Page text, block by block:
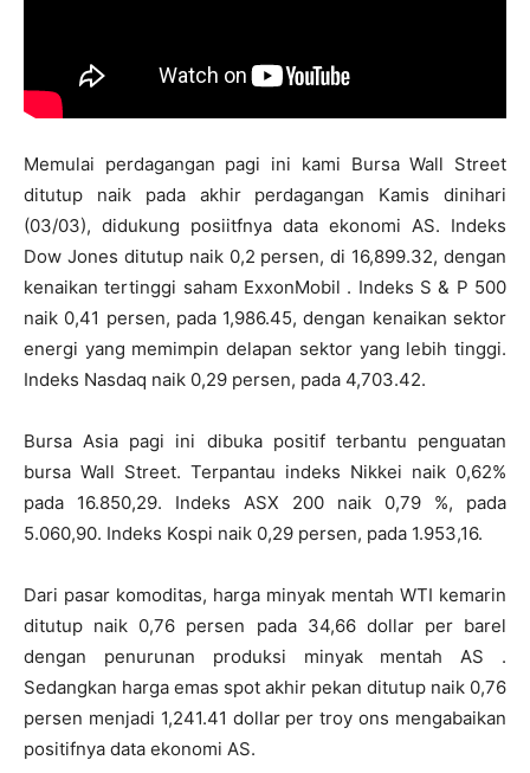
Memulai perdagangan pagi ini kami Bursa Wall Street
ditutup naik pada akhir perdagangan Kamis dinihari
(03/03), didukung posiitfnya data ekonomi AS. Indeks
Dow Jones ditutup naik 0,2 persen, di 16,899.32, dengan
kenaikan tertinggi saham ExxonMobil . Indeks S & P 500
naik 0,41 persen, pada 1,986.45, dengan kenaikan sektor
energi yang memimpin delapan sektor yang lebih tinggi.
Indeks Nasdaq naik 0,29 persen, pada 4,703.42.
Bursa Asia pagi ini dibuka positif terbantu penguatan
bursa Wall Street. Terpantau indeks Nikkei naik 0,62%
pada 16.850,29. Indeks ASX 200 naik 0,79 %, pada
5.060,90. Indeks Kospi naik 0,29 persen, pada 1.953,16.
Dari pasar komoditas, harga minyak mentah WTI kemarin
ditutup naik 0,76 persen pada 34,66 dollar per barel
dengan penurunan produksi minyak mentah AS .
Sedangkan harga emas spot akhir pekan ditutup naik 0,76
persen menjadi 1,241.41 dollar per troy ons mengabaikan
positifnya data ekonomi AS.